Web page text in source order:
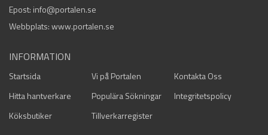
Epost: info@portalen.se
Webbplats: www.portalen.se
INFORMATION
Startsida Vi på Portalen
Kontakta Oss
Hitta hantverkare
Populära Sökningar
Integritetspolicy
Köksbutiker
Tillverkarregister